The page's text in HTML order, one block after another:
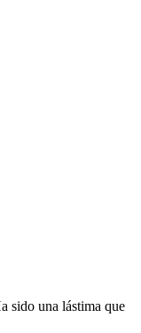
sido una lástima que